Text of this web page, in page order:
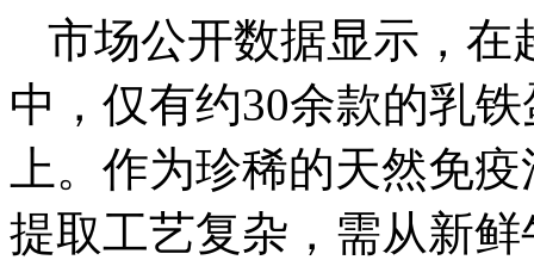
市场公开数据显示，在
中，仅有约30余款的乳
上。作为珍稀的天然免
提取工艺复杂，需从新